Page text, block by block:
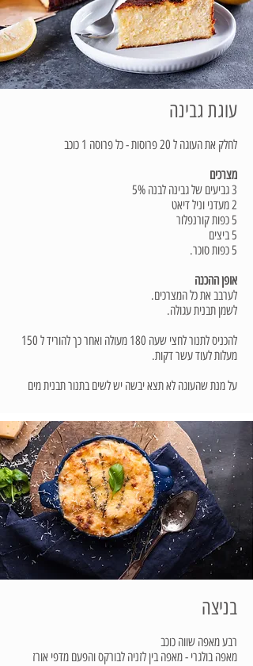
עוגת גבינה
לחלק את העוגה ל 20 פרוסות - כל פרוסה 1 כוכב
מצרכים
3 גביעים של גבינה לבנה 5%
2 מעדני וניל דיאט
5 כפות קורנפלור
5 ביצים
5 כפות סוכר.
אופן ההכנה
לערבב את כל המצרכים.
לשמן תבנית עגולה.
להכניס לתנור לחצי שעה 180 מעולה ואחר כך להוריד ל 150
מעלות לעוד עשר דקות.
על מנת שהעוגה לא תצא יבשה יש לשים בתנור תבנית מים
בניצה
רבע מאפה שווה כוכב
מאפה בולגרי - מאפה בין לזניה לבורקס והפעם מדפי אורז